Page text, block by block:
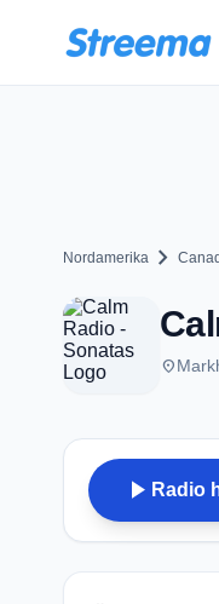
Nordamerika chevron_right
place
play_arrow Radio